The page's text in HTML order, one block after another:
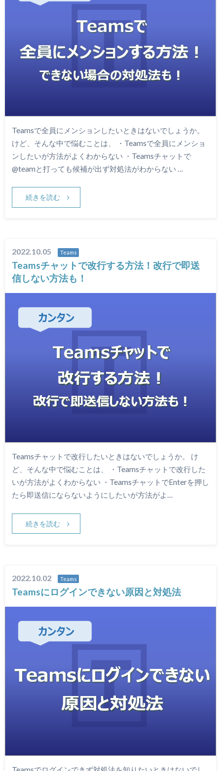
Teamsで全員にメンションしたいときはないでしょうか。
けど、そんな中で悩むことは、 ・Teamsで全員にメンショ
ンしたいが方法がよくわからない ・Teamsチャットで
@teamと打っても候補が出ず対処法がわからない …
続きを読む
2022.10.05 Teams
Teamsチャットで改行する方法！改行で即送
信しない方法も！
Teamsチャットで改行したいときはないでしょうか。 け
ど、そんな中で悩むことは、 ・Teamsチャットで改行した
いが方法がよくわからない ・TeamsチャットでEnterを押し
たら即送信にならないようにしたいが方法がよ…
続きを読む
2022.10.02 Teams
Teamsにログインできない原因と対処法